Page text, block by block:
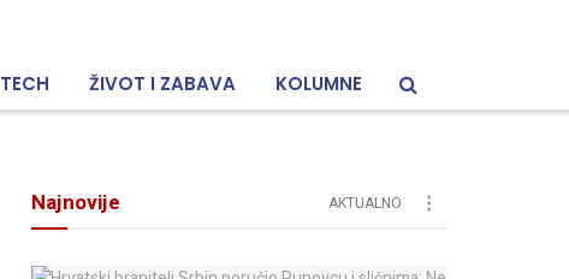
TECH ŽIVOT I ZABAVA KOLUMNE
Najnovije AKTUALNO